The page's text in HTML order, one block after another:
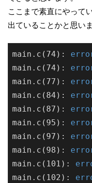
ここまで素直にやって
出ていることかと思いま
main.c(74):
main.c(74):
main.c(77):
main.c(84):
main.c(87):
main.c(95):
main.c(97):
main.c(98):
main.c(101):
main.c(102):